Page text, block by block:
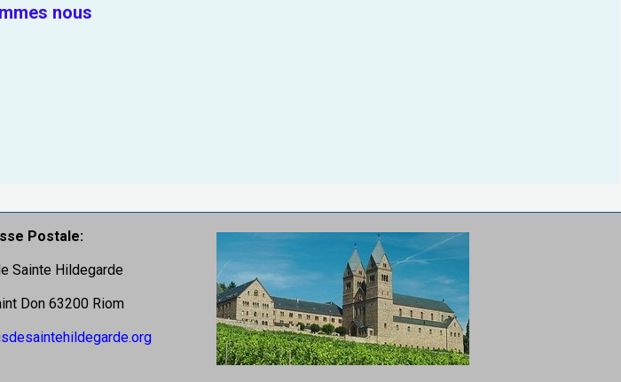
nous
Postale:
Sainte Hildegarde
Don 63200 Riom